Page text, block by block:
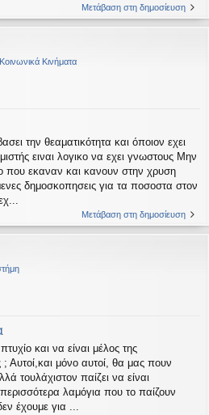
Μετάβαση στη δημοσίευση
Κινήματα
την θεαματικότητα και όποιον εχει
ειναι λογικο να εχει γνωστους Μην
που εκαναν και κανουν στην χρυση
δημοσκοπησεις για τα ποσοστα στον
Μετάβαση στη δημοσίευση
και να είναι μέλος της
; Αυτοί,και μόνο αυτοί, θα μας πουν
τουλάχιστον παίζει να είναι
λαμόγια που το παίζουν
έχουμε για ...